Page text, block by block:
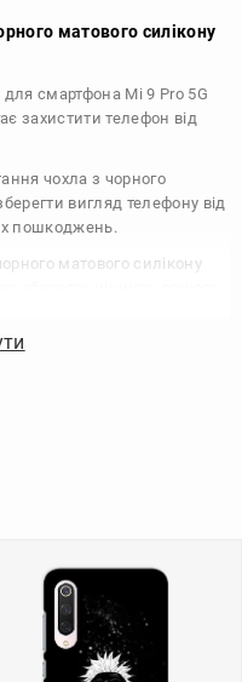
матового силікону
для смартфона Mi 9 Pro 5G
захистити телефон від
чохла з чорного
вигляд телефону від
пошкоджень.
матового силікону
корисний аксесуар, який
його цінність і